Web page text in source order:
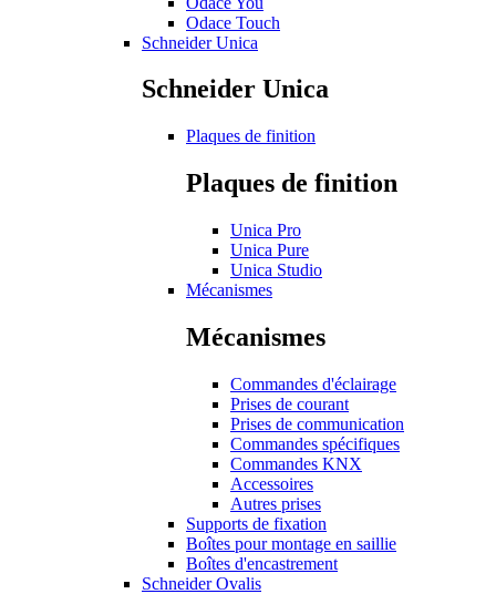
Odace Touch
Schneider Unica
Schneider Unica
Plaques de finition
Plaques de finition
Unica Pro
Unica Pure
Unica Studio
Mécanismes
Mécanismes
Commandes d'éclairage
Prises de courant
Prises de communication
Commandes spécifiques
Commandes KNX
Accessoires
Autres prises
Supports de fixation
Boîtes pour montage en saillie
Boîtes d'encastrement
Schneider Ovalis